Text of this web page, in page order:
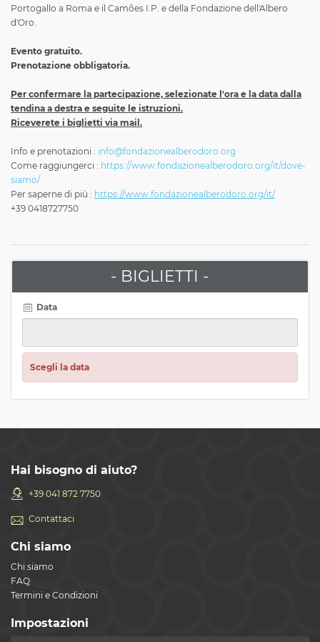
Portogallo a Roma e il Camões I.P. e della Fondazione dell'Albero
d'Oro.
Evento gratuito.
Prenotazione obbligatoria.
Per confermare la partecipazione, selezionate l'ora e la data dalla
tendina a destra e seguite le istruzioni.
Riceverete i biglietti via mail.
Info e prenotazioni : info@fondazionealberodoro.org
Come raggiungerci : https://www.fondazionealberodoro.org/it/dove-
siamo/
Per saperne di più : https://www.fondazionealberodoro.org/it/
+39 0418727750
- BIGLIETTI -
Data
Scegli la data
Hai bisogno di aiuto?
+39 041 872 7750
Contattaci
Chi siamo
Chi siamo
FAQ
Termini e Condizioni
Impostazioni